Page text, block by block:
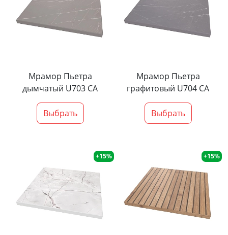
Мрамор Пьетра
дымчатый U703 CA
Выбрать
Мрамор Пьетра
графитовый U704 CA
Выбрать
+15% +15%